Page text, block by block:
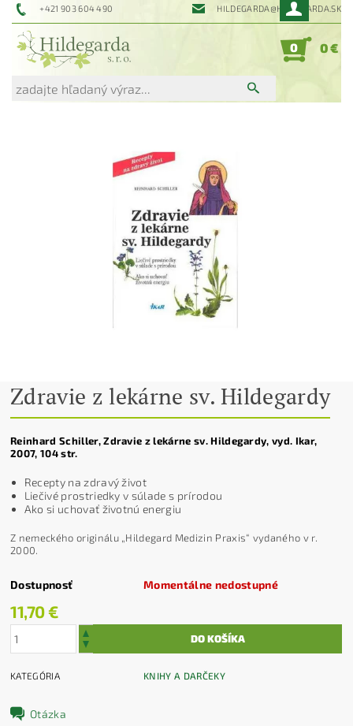
+421 903 604 490 HILDEGARDA@HILDEGARDA.SK
0 0 €
Zdravie z lekárne sv. Hildegardy
Reinhard Schiller, Zdravie z lekárne sv. Hildegardy, vyd. Ikar,
2007, 104 str.
Recepty na zdravý život
Liečivé prostriedky v súlade s prírodou
Ako si uchovať životnú energiu
Z nemeckého originálu „Hildegard Medizin Praxis“ vydaného v r.
2000.
Dostupnosť Momentálne nedostupné
11,70 €
KATEGÓRIA KNIHY A DARČEKY
Otázka